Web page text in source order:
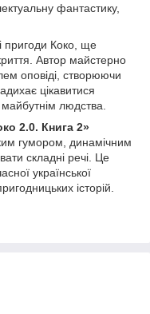
фантастику,
пригоди Коко, ще
Автор майстерно
оповіді, створюючи
цікавитися
людства.
2.0. Книга 2»
гумором, динамічним
складні речі. Це
української
історій.